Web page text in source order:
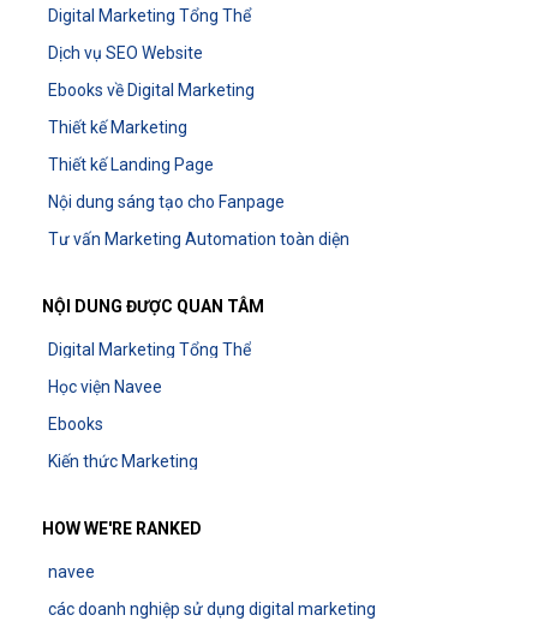
Digital Marketing Tổng Thể
Dịch vụ SEO Website
Ebooks về Digital Marketing
Thiết kế Marketing
Thiết kế Landing Page
Nội dung sáng tạo cho Fanpage
Tư vấn Marketing Automation toàn diện
NỘI DUNG ĐƯỢC QUAN TÂM
Digital Marketing Tổng Thể
Học viện Navee
Ebooks
Kiến thức Marketing
HOW WE'RE RANKED
navee
các doanh nghiệp sử dụng digital marketing